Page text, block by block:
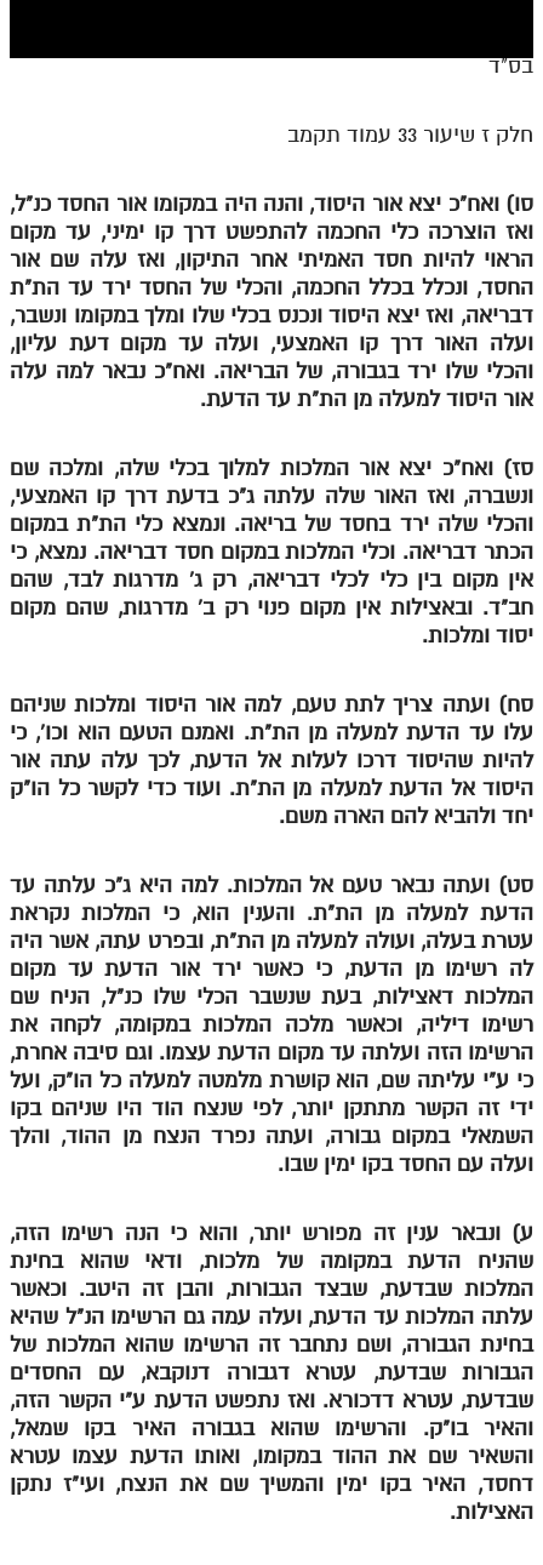
חלק יג
חלק טו
בית שער הכוונות
שידור חי
הזמן סט תלמוד עשר הספירות
ספרים להורדה
מנוע חיפוש בספרים
תלמוד עשר הספירות בעיון
תע"ס חלק ב' עיון
תע"ס חלק ג' עיון
תלמוד עשר הספירות חלק ד
תלמוד עשר הספירות חלק ו
תלמוד עשר הספירות חלק ז
תלמוד עשר הספירות חלק ח
תלמוד עשר הספירות חלק ט
תלמוד עשר הספירות חלק י
תלמוד עשר הספירות חלק יא
תלמוד עשר הספירות חלק יב
תלמוד עשר הספירות חלק יד
תלמוד עשר הספירות חלק טו
תלמוד עשר הספירות חלק טז
בית שער הכוונות
אודות האתר
אודות האתר
בס"ד
חלק ז שיעור 33 עמוד תקמב
סו) ואח"כ יצא אור היסוד, והנה היה במקומו אור החסד כנ"ל,
ואז הוצרכה כלי החכמה להתפשט דרך קו ימיני, עד מקום
הראוי להיות חסד האמיתי אחר התיקון, ואז עלה שם אור
החסד, ונכלל בכלל החכמה, והכלי של החסד ירד עד הת"ת
דבריאה, ואז יצא היסוד ונכנס בכלי שלו ומלך במקומו ונשבר,
ועלה האור דרך קו האמצעי, ועלה עד מקום דעת עליון,
והכלי שלו ירד בגבורה, של הבריאה. ואח"כ נבאר למה עלה
אור היסוד למעלה מן הת"ת עד הדעת.
סז) ואח"כ יצא אור המלכות למלוך בכלי שלה, ומלכה שם
ונשברה, ואז האור שלה עלתה ג"כ בדעת דרך קו האמצעי,
והכלי שלה ירד בחסד של בריאה. ונמצא כלי הת"ת במקום
הכתר דבריאה. וכלי המלכות במקום חסד דבריאה. נמצא, כי
אין מקום בין כלי לכלי דבריאה, רק ג' מדרגות לבד, שהם
חב"ד. ובאצילות אין מקום פנוי רק ב' מדרגות, שהם מקום
יסוד ומלכות.
סח) ועתה צריך לתת טעם, למה אור היסוד ומלכות שניהם
עלו עד הדעת למעלה מן הת"ת. ואמנם הטעם הוא וכו', כי
להיות שהיסוד דרכו לעלות אל הדעת, לכך עלה עתה אור
היסוד אל הדעת למעלה מן הת"ת. ועוד כדי לקשר כל הו"ק
יחד ולהביא להם הארה משם.
סט) ועתה נבאר טעם אל המלכות. למה היא ג"כ עלתה עד
הדעת למעלה מן הת"ת. והענין הוא, כי המלכות נקראת
עטרת בעלה, ועולה למעלה מן הת"ת, ובפרט עתה, אשר היה
לה רשימו מן הדעת, כי כאשר ירד אור הדעת עד מקום
המלכות דאצילות, בעת שנשבר הכלי שלו כנ"ל, הניח שם
רשימו דיליה, וכאשר מלכה המלכות במקומה, לקחה את
הרשימו הזה ועלתה עד מקום הדעת עצמו. וגם סיבה אחרת,
כי ע"י עליתה שם, הוא קושרת מלמטה למעלה כל הו"ק, ועל
ידי זה הקשר מתתקן יותר, לפי שנצח הוד היו שניהם בקו
השמאלי במקום גבורה, ועתה נפרד הנצח מן ההוד, והלך
ועלה עם החסד בקו ימין שבו.
ע) ונבאר ענין זה מפורש יותר, והוא כי הנה רשימו הזה,
שהניח הדעת במקומה של מלכות, ודאי שהוא בחינת
המלכות שבדעת, שבצד הגבורות, והבן זה היטב. וכאשר
עלתה המלכות עד הדעת, ועלה עמה גם הרשימו הנ"ל שהיא
בחינת הגבורה, ושם נתחבר זה הרשימו שהוא המלכות של
הגבורות שבדעת, עטרא דגבורה דנוקבא, עם החסדים
שבדעת, עטרא דדכורא. ואז נתפשט הדעת ע"י הקשר הזה,
והאיר בו"ק. והרשימו שהוא בגבורה האיר בקו שמאל,
והשאיר שם את ההוד במקומו, ואותו הדעת עצמו עטרא
דחסד, האיר בקו ימין והמשיך שם את הנצח, ועי"ז נתקן
האצילות.